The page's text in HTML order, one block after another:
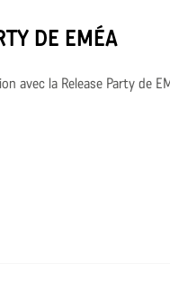
DE EMÉA
avec la Release Party de